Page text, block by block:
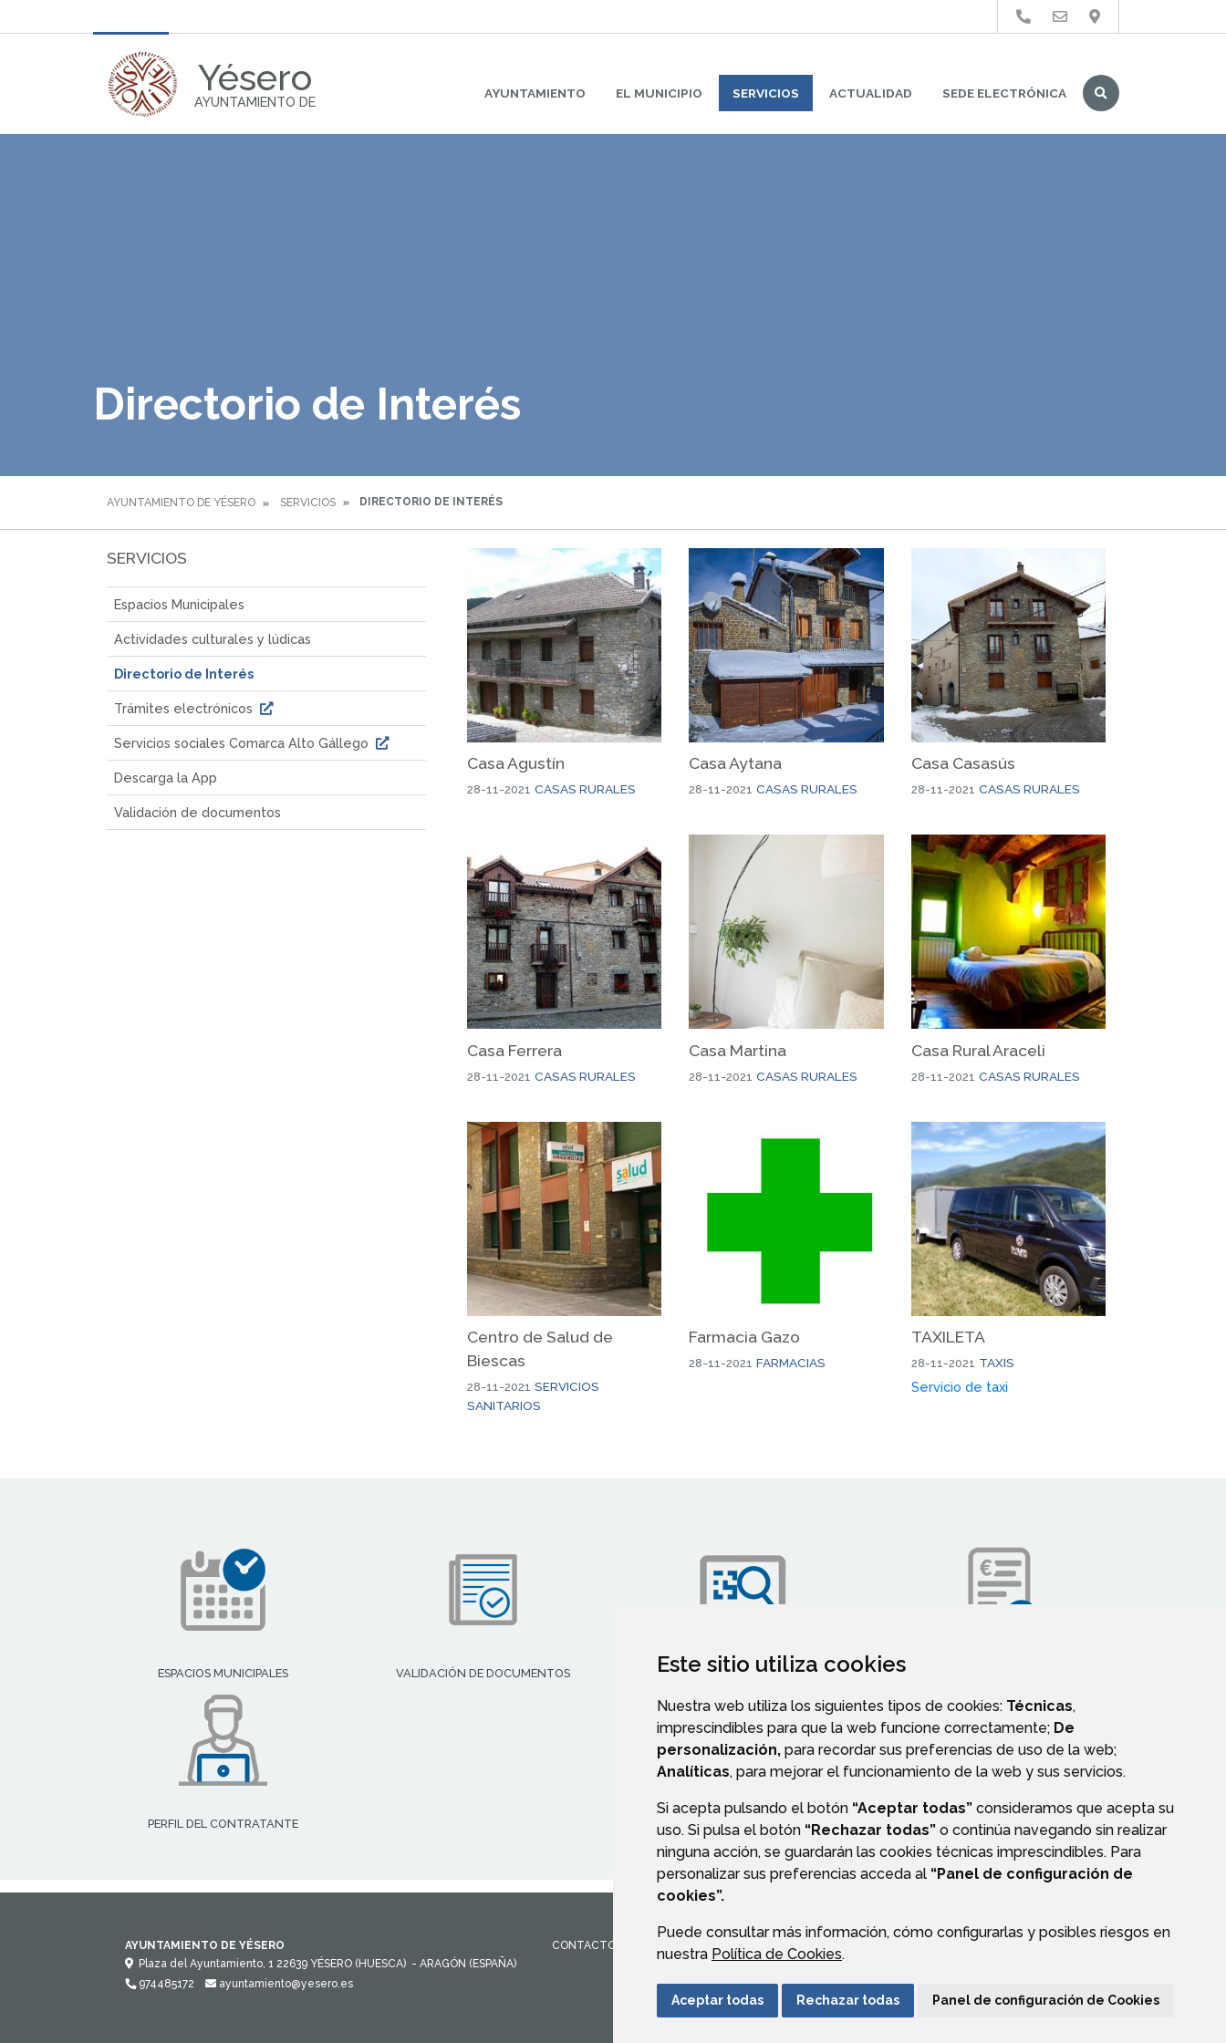
Este sitio utiliza cookies
Nuestra web utiliza los siguientes tipos de cookies: Técnicas,
imprescindibles para que la web funcione correctamente; De
personalización, para recordar sus preferencias de uso de la web;
Analíticas, para mejorar el funcionamiento de la web y sus servicios.
Si acepta pulsando el botón “Aceptar todas” consideramos que acepta su
uso. Si pulsa el botón “Rechazar todas” o continúa navegando sin realizar
ninguna acción, se guardarán las cookies técnicas imprescindibles. Para
personalizar sus preferencias acceda al “Panel de configuración de
cookies”.
Puede consultar más información, cómo configurarlas y posibles riesgos en
nuestra Política de Cookies.
Aceptar todas Rechazar todas Panel de configuración de Cookies
Yésero
AYUNTAMIENTO DE
AYUNTAMIENTO EL MUNICIPIO SERVICIOS ACTUALIDAD SEDE ELECTRÓNICA
Buscar
Directorio de Interés
AYUNTAMIENTO DE YÉSERO SERVICIOS DIRECTORIO DE INTERÉS
SERVICIOS
Espacios Municipales
Actividades culturales y lúdicas
Directorio de Interés
Trámites electrónicos
Servicios sociales Comarca Alto Gállego
Descarga la App
Validación de documentos
Casa Agustín
28-11-2021 CASAS RURALES
Casa Aytana
28-11-2021 CASAS RURALES
Casa Casasús
28-11-2021 CASAS RURALES
Casa Ferrera
28-11-2021 CASAS RURALES
Casa Martina
28-11-2021 CASAS RURALES
Casa Rural Araceli
28-11-2021 CASAS RURALES
Centro de Salud de
Biescas
28-11-2021 SERVICIOS
SANITARIOS
Farmacia Gazo
28-11-2021 FARMACIAS
TAXILETA
28-11-2021 TAXIS
Servicio de taxi
ESPACIOS MUNICIPALES VALIDACIÓN DE DOCUMENTOS TRANSPARENCIA
PERFIL DEL CONTRATANTE
AYUNTAMIENTO DE YÉSERO
Plaza del Ayuntamiento, 1 22639 YÉSERO (HUESCA) - ARAGÓN (ESPAÑA)
974485172
ayuntamiento@yesero.es
CONTACTO AVISO LEGAL PROTECCIÓN DE DATOS